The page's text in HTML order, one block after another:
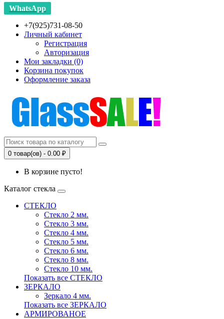
WhatsApp
+7(925)731-08-50
Личный кабинет
Регистрация
Авторизация
Мои закладки (0)
Корзина покупок
Оформление заказа
0 товар(ов) - 0.00 ₽
В корзине пусто!
Каталог стекла
СТЕКЛО
Стекло 2 мм.
Стекло 3 мм.
Стекло 4 мм.
Стекло 5 мм.
Стекло 6 мм.
Стекло 8 мм.
Стекло 10 мм.
Показать все СТЕКЛО
ЗЕРКАЛО
Зеркало 4 мм.
Показать все ЗЕРКАЛО
АРМИРОВАНОЕ